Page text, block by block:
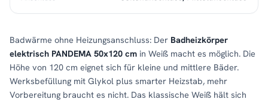
Badwärme ohne Heizungsanschluss: Der Badheizkörper
elektrisch PANDEMA 50x120 cm in Weiß macht es möglich. Die
Höhe von 120 cm eignet sich für kleine und mittlere Bäder.
Werksbefüllung mit Glykol plus smarter Heizstab, mehr
Vorbereitung braucht es nicht. Das klassische Weiß hält sich